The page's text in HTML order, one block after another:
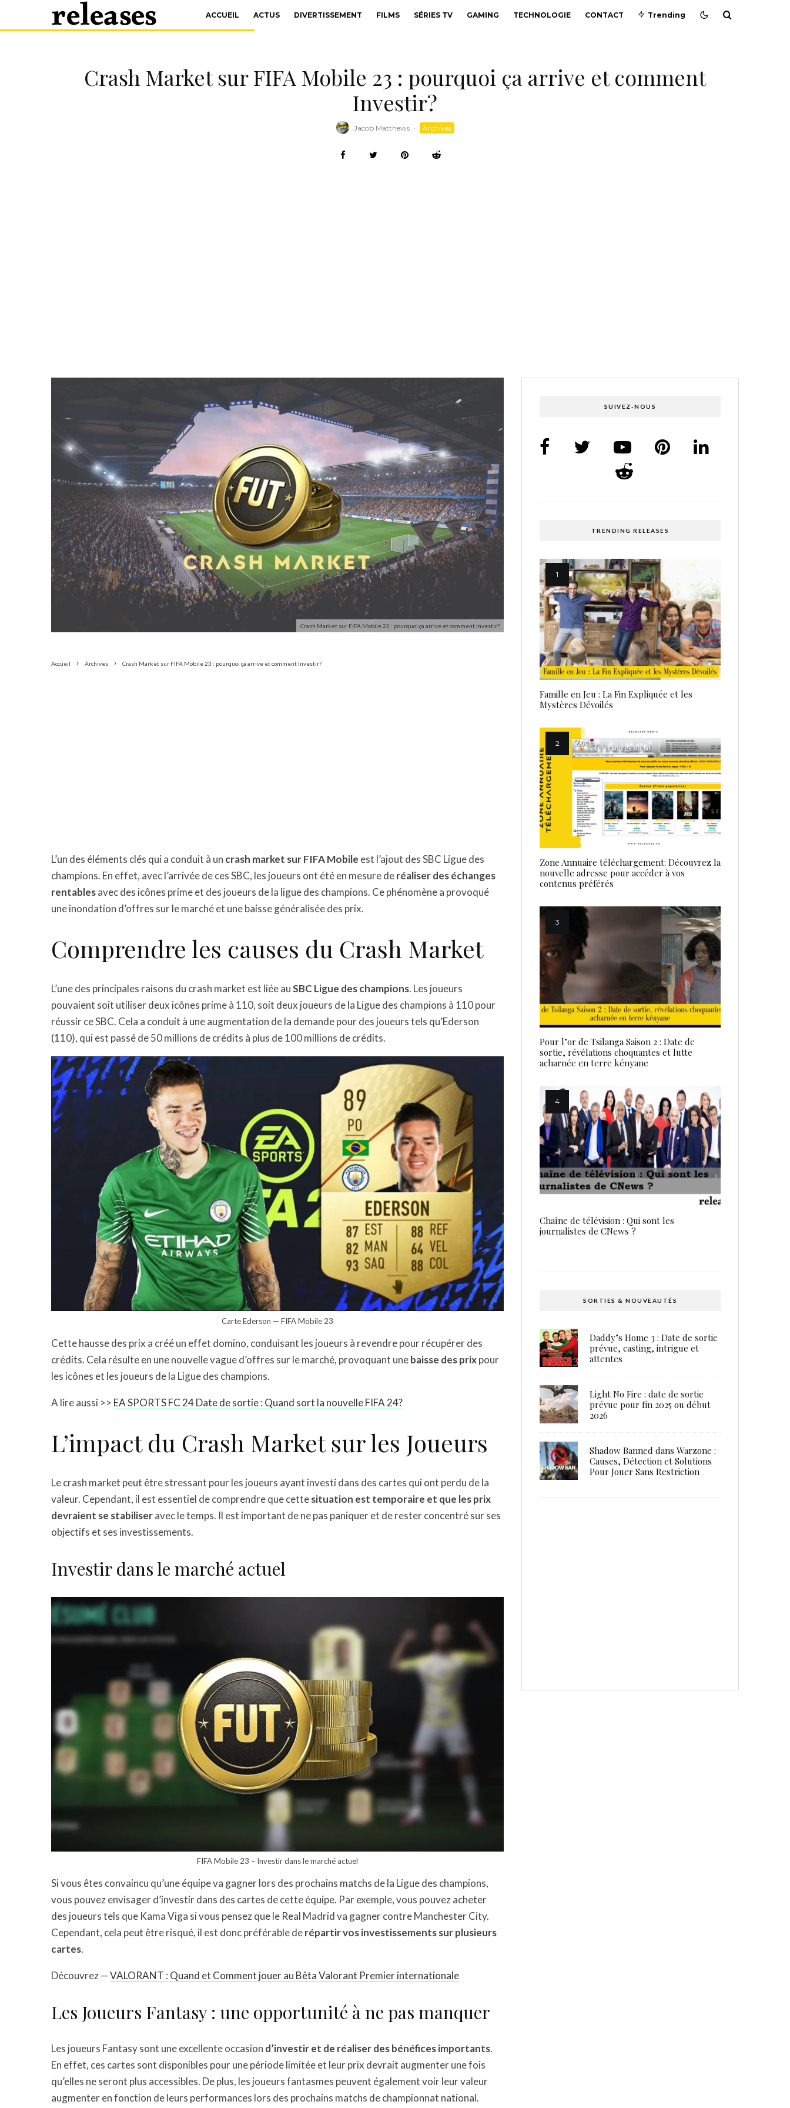
ACCUEIL ACTUS DIVERTISSEMENT FILMS SÉRIES TV GAMING TECHNOLOGIE CONTACT Trending
Crash Market sur FIFA Mobile 23 : pourquoi ça arrive et comment
Investir?
Jacob Matthews · Archives
Crash Market sur FIFA Mobile 22 : pourquoi ça arrive et comment Investir?
Accueil Archives Crash Market sur FIFA Mobile 23 : pourquoi ça arrive et comment Investir?
L’un des éléments clés qui a conduit à un crash market sur FIFA Mobile est l’ajout des SBC Ligue des
champions. En effet, avec l’arrivée de ces SBC, les joueurs ont été en mesure deréaliser des échanges
rentablesavec des icônes prime et des joueurs de la ligue des champions. Ce phénomène a provoqué
une inondation d’offres sur le marché et une baisse généralisée des prix.
Comprendre les causes du Crash Market
L’une des principales raisons du crash market est liée auSBC Ligue des champions. Les joueurs
pouvaient soit utiliser deux icônes prime à 110, soit deux joueurs de la Ligue des champions à 110 pour
réussir ce SBC. Cela a conduit à une augmentation de la demande pour des joueurs tels qu’Ederson
(110), qui est passé de 50 millions de crédits à plus de 100 millions de crédits.
Carte Ederson — FIFA Mobile 23
Cette hausse des prix a créé un effet domino, conduisant les joueurs à revendre pour récupérer des
crédits. Cela résulte en une nouvelle vague d’offres sur le marché, provoquant unebaisse des prixpour
les icônes et les joueurs de la Ligue des champions.
A lire aussi >> EA SPORTS FC 24 Date de sortie : Quand sort la nouvelle FIFA 24?
L’impact du Crash Market sur les Joueurs
Le crash market peut être stressant pour les joueurs ayant investi dans des cartes qui ont perdu de la
valeur. Cependant, il est essentiel de comprendre que cettesituation est temporaire et que les prix
devraient se stabiliseravec le temps. Il est important de ne pas paniquer et de rester concentré sur ses
objectifs et ses investissements.
Investir dans le marché actuel
FIFA Mobile 23 – Investir dans le marché actuel
Si vous êtes convaincu qu’une équipe va gagner lors des prochains matchs de la Ligue des champions,
vous pouvez envisager d’investir dans des cartes de cette équipe. Par exemple, vous pouvez acheter
des joueurs tels que Kama Viga si vous pensez que le Real Madrid va gagner contre Manchester City.
Cependant, cela peut être risqué, il est donc préférable derépartir vos investissements sur plusieurs
cartes.
Découvrez —VALORANT : Quand et Comment jouer au Bêta Valorant Premier internationale
Les Joueurs Fantasy : une opportunité à ne pas manquer
Les joueurs Fantasy sont une excellente occasion d’investir et de réaliser des bénéfices importants.
En effet, ces cartes sont disponibles pour une période limitée et leur prix devrait augmenter une fois
qu’elles ne seront plus accessibles. De plus, les joueurs fantasmes peuvent également voir leur valeur
augmenter en fonction de leurs performances lors des prochains matchs de championnat national.
SUIVEZ-NOUS
TRENDING RELEASES
Famille en Jeu : La Fin Expliquée et les
Mystères Dévoilés
Zone Annuaire téléchargement: Découvrez la
nouvelle adresse pour accéder à vos
contenus préférés
Pour l’or de Tsilanga Saison 2 : Date de
sortie, révélations choquantes et lutte
acharnée en terre kényane
Chaîne de télévision : Qui sont les
journalistes de CNews ?
SORTIES & NOUVEAUTÉS
Daddy’s Home 3 : Date de sortie
prévue, casting, intrigue et
attentes
Light No Fire : date de sortie
prévue pour fin 2025 ou début
2026
Shadow Banned dans Warzone :
Causes, Détection et Solutions
Pour Jouer Sans Restriction